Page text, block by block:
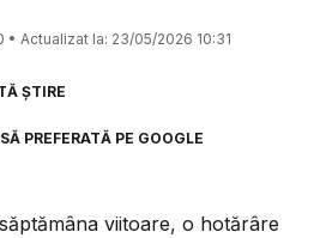
• Actualizat la: 23/05/2026 10:31
ȘTIRE
PREFERATĂ PE GOOGLE
viitoare, o hotărâre